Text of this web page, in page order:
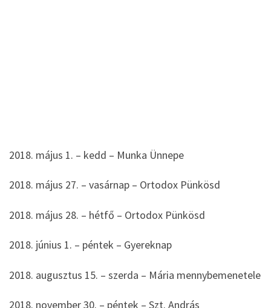
2018. május 1. – kedd – Munka Ünnepe
2018. május 27. – vasárnap – Ortodox Pünkösd
2018. május 28. – hétfő – Ortodox Pünkösd
2018. június 1. – péntek – Gyereknap
2018. augusztus 15. – szerda – Mária mennybemenetele
2018. november 30. – péntek – Szt. András